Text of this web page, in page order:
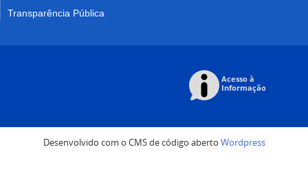
Transparência Pública
Desenvolvido com o CMS de código aberto Wordpress